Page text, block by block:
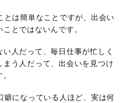
とは簡単なことですが、出会い
とではないんです。
人だって、毎日仕事が忙しく
う人だって、出会いを見つけ
癖になっている人ほど、実は何